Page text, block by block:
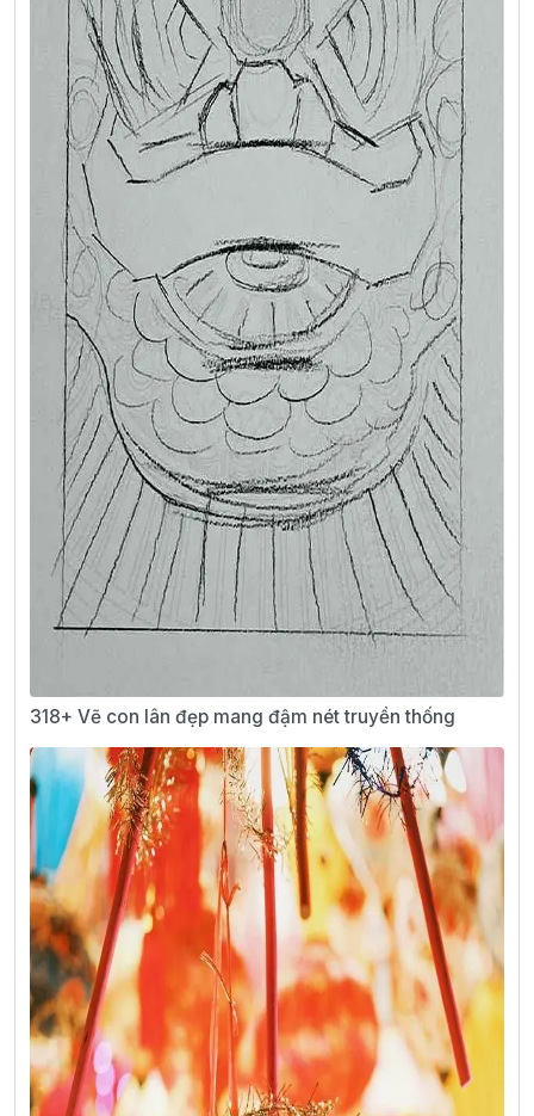
318+ Vẽ con lân đẹp mang đậm nét truyền thống